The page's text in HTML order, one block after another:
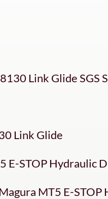
Link Glide SGS
Link Glide
STOP Hydraulic
MT5 E-STOP